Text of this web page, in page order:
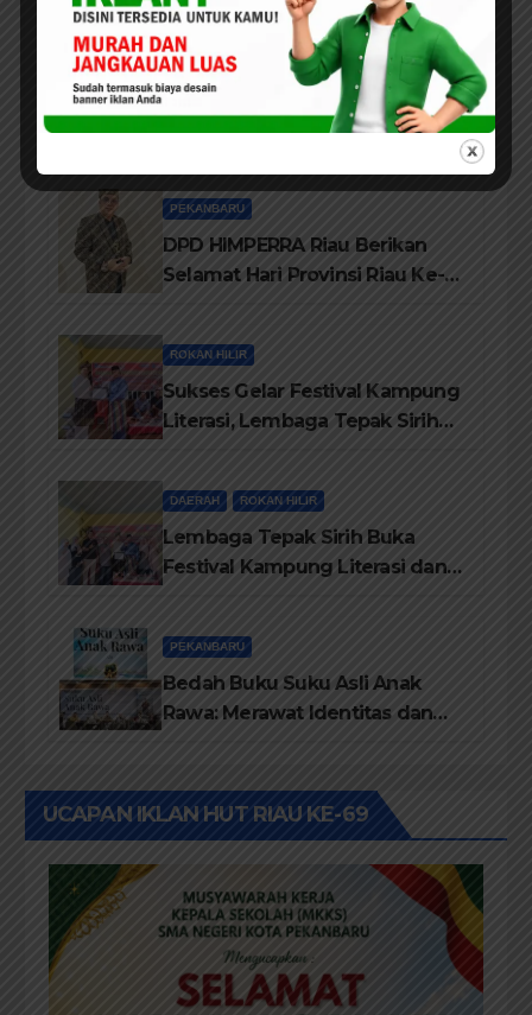
Tahun
ROKAN HILIR
Kebakaran Lahan Dibelakang
Pujasera, Petugas Damkar Rohil
Personil Padamkan Api
PEKANBARU
DPD HIMPERRA Riau Berikan
Selamat Hari Provinsi Riau Ke-
ROKAN HILIR
Sukses Gelar Festival Kampung
Literasi, Lembaga Tepak Sirih
DAERAH ROKAN HILIR
Lembaga Tepak Sirih Buka
Festival Kampung Literasi dan
PEKANBARU
Bedah Buku Suku Asli Anak
Rawa: Merawat Identitas dan
UCAPAN IKLAN HUT RIAU KE-69